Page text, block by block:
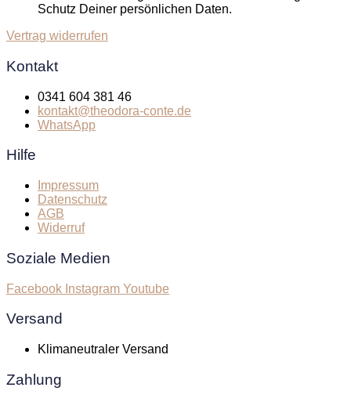
Schutz Deiner persönlichen Daten.
Vertrag widerrufen
Kontakt
0341 604 381 46
kontakt@theodora-conte.de
WhatsApp
Hilfe
Impressum
Datenschutz
AGB
Widerruf
Soziale Medien
Facebook Instagram Youtube
Versand
Klimaneutraler Versand
Zahlung